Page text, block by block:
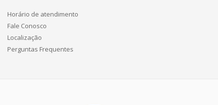
Horário de atendimento
Fale Conosco
Localização
Perguntas Frequentes